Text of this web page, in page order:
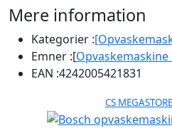
Mere information
Kategorier :
Emner :[
EAN :4242005421831
CS